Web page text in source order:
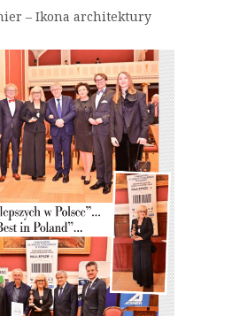
– Ikona architektury